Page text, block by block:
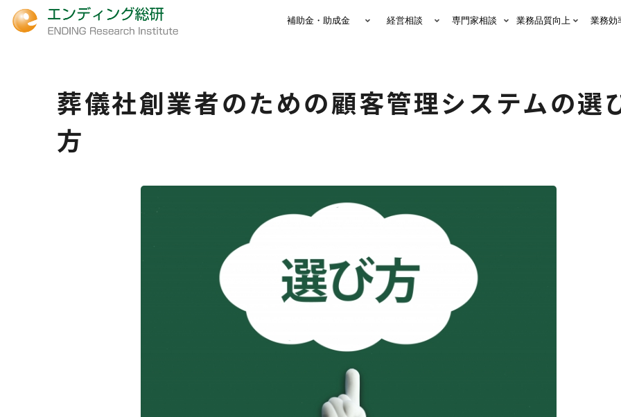
補助金・助成金 経営相談 専門家相談 業務品質向上 業務効
葬儀社創業者のための顧客管理システムの選
方